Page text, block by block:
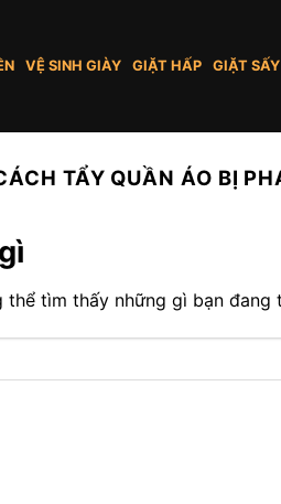
VỆ SINH GIÀY GIẶT HẤP GIẶT SẤY
TẨY QUẦN ÁO BỊ
thể tìm thấy những gì bạn